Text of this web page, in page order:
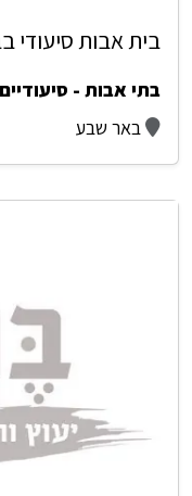
בית אבות סיעודי
בתי אבות - סיעודיים
באר שבע